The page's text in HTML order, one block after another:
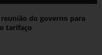
do governo para
tarifaço